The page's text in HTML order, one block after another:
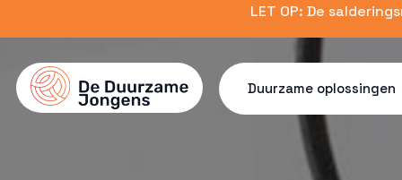
content
LET OP: De
Duurzame oplossingen